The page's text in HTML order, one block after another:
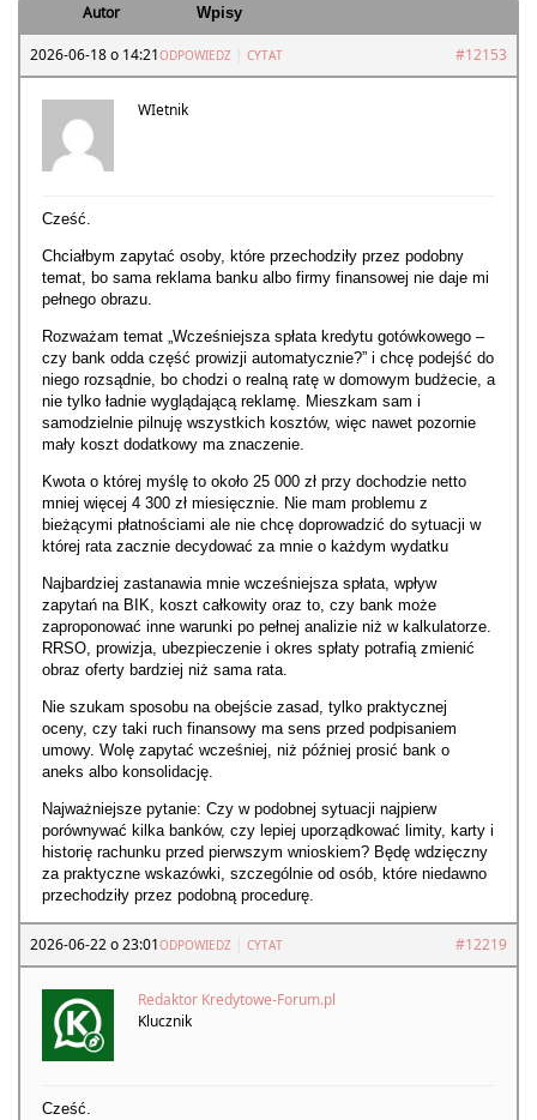
Autor Wpisy
2026-06-18 o 14:21 #12153
ODPOWIEDZ CYTAT
WIetnik
Cześć.
Chciałbym zapytać osoby, które przechodziły przez podobny
temat, bo sama reklama banku albo firmy finansowej nie daje mi
pełnego obrazu.
Rozważam temat „Wcześniejsza spłata kredytu gotówkowego –
czy bank odda część prowizji automatycznie?” i chcę podejść do
niego rozsądnie, bo chodzi o realną ratę w domowym budżecie, a
nie tylko ładnie wyglądającą reklamę. Mieszkam sam i
samodzielnie pilnuję wszystkich kosztów, więc nawet pozornie
mały koszt dodatkowy ma znaczenie.
Kwota o której myślę to około 25 000 zł przy dochodzie netto
mniej więcej 4 300 zł miesięcznie. Nie mam problemu z
bieżącymi płatnościami ale nie chcę doprowadzić do sytuacji w
której rata zacznie decydować za mnie o każdym wydatku
Najbardziej zastanawia mnie wcześniejsza spłata, wpływ
zapytań na BIK, koszt całkowity oraz to, czy bank może
zaproponować inne warunki po pełnej analizie niż w kalkulatorze.
RRSO, prowizja, ubezpieczenie i okres spłaty potrafią zmienić
obraz oferty bardziej niż sama rata.
Nie szukam sposobu na obejście zasad, tylko praktycznej
oceny, czy taki ruch finansowy ma sens przed podpisaniem
umowy. Wolę zapytać wcześniej, niż później prosić bank o
aneks albo konsolidację.
Najważniejsze pytanie: Czy w podobnej sytuacji najpierw
porównywać kilka banków, czy lepiej uporządkować limity, karty i
historię rachunku przed pierwszym wnioskiem? Będę wdzięczny
za praktyczne wskazówki, szczególnie od osób, które niedawno
przechodziły przez podobną procedurę.
2026-06-22 o 23:01 #12219
ODPOWIEDZ CYTAT
Redaktor Kredytowe-Forum.pl
Klucznik
Cześć.